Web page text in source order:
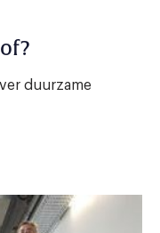
duurzame